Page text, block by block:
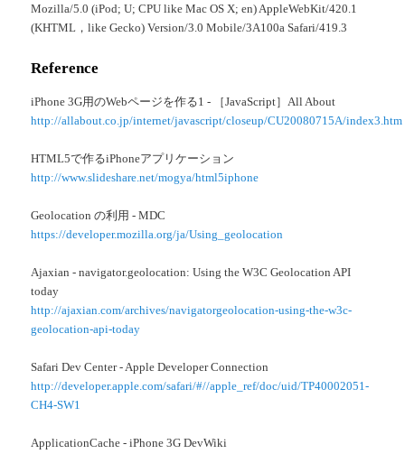
Mozilla/5.0 (iPod; U; CPU like Mac OS X; en) AppleWebKit/420.1
(KHTML，like Gecko) Version/3.0 Mobile/3A100a Safari/419.3
Reference
iPhone 3G用のWebページを作る1 - ［JavaScript］All About
http://allabout.co.jp/internet/javascript/closeup/CU20080715A/index3.htm
HTML5で作るiPhoneアプリケーション
http://www.slideshare.net/mogya/html5iphone
Geolocation の利用 - MDC
https://developer.mozilla.org/ja/Using_geolocation
Ajaxian - navigator.geolocation: Using the W3C Geolocation API
today
http://ajaxian.com/archives/navigatorgeolocation-using-the-w3c-
geolocation-api-today
Safari Dev Center - Apple Developer Connection
http://developer.apple.com/safari/#//apple_ref/doc/uid/TP40002051-
CH4-SW1
ApplicationCache - iPhone 3G DevWiki